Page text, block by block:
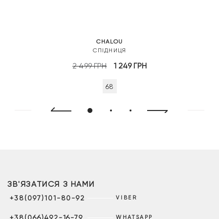
CHALOU
СПІДНИЦЯ
2 499ГРН
Оригінальна
2
1 249ГРН
68
ЗВ'ЯЗАТИСЯ З НАМИ
+38(097)101-80-92 VIBER
WHATSAPP